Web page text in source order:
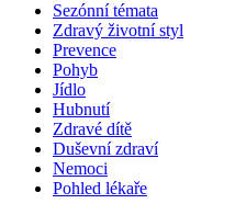
Sezónní témata
Zdravý životní styl
Prevence
Pohyb
Jídlo
Hubnutí
Zdravé dítě
Duševní zdraví
Nemoci
Pohled lékaře